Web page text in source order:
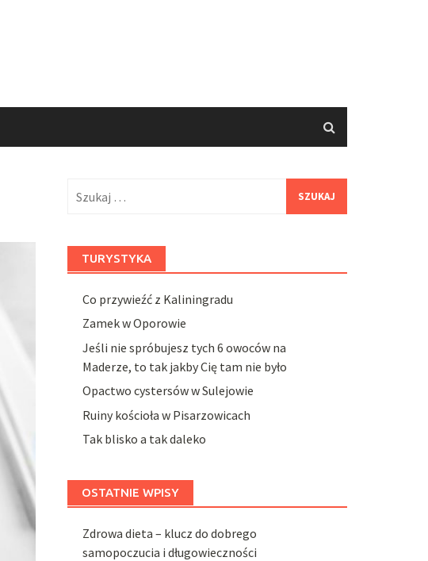
TURYSTYKA
Co przywieźć z Kaliningradu
Zamek w Oporowie
Jeśli nie spróbujesz tych 6 owoców na
Maderze, to tak jakby Cię tam nie było
Opactwo cystersów w Sulejowie
Ruiny kościoła w Pisarzowicach
Tak blisko a tak daleko
OSTATNIE WPISY
Zdrowa dieta – klucz do dobrego
samopoczucia i długowieczności